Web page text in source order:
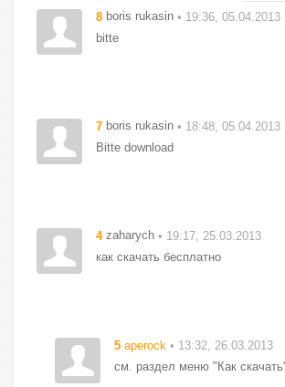
8 boris rukasin • 19:36, 05.04.2013
bitte
7 boris rukasin • 18:48, 05.04.2013
Bitte download
4zaharych • 19:17, 25.03.2013
как скачать бесплатно
5 aperock • 13:32, 26.03.2013
см. раздел меню "Как